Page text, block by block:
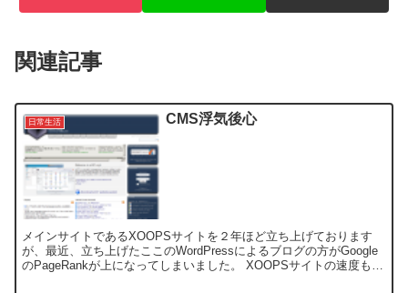
関連記事
日常生活 CMS浮気後心
メインサイトであるXOOPSサイトを２年ほど立ち上げております
が、最近、立ち上げたここのWordPressによるブログの方がGoogle
のPageRankが上になってしまいました。 XOOPSサイトの速度も限